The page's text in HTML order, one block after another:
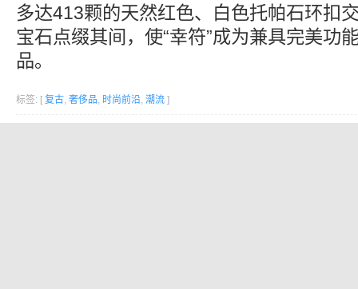
多达413颗的天然红色、白色托帕石环扣
宝石点缀其间，使“幸符”成为兼具完美功
品。
标签: [ 复古, 奢侈品, 时尚前沿, 潮流 ]